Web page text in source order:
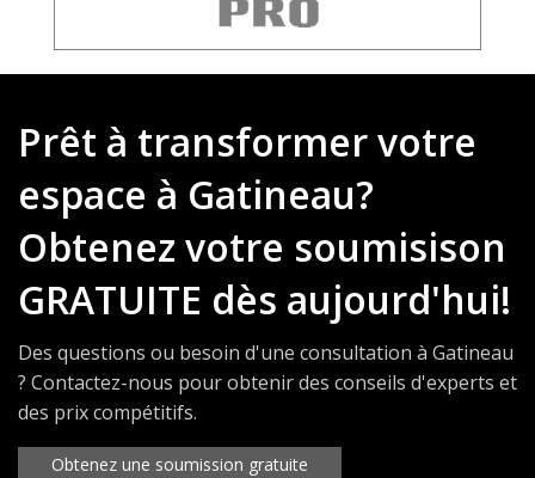
Prêt à transformer votre
espace à Gatineau?
Obtenez votre soumisison
GRATUITE dès aujourd'hui!
Des questions ou besoin d'une consultation à Gatineau
? Contactez-nous pour obtenir des conseils d'experts et
des prix compétitifs.
Obtenez une soumission gratuite